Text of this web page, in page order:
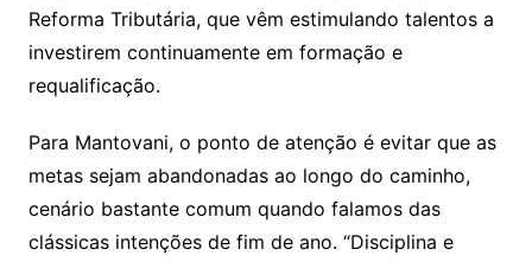
Reforma Tributária, que vêm estimulando talentos a
investirem continuamente em formação e
requalificação.
Para Mantovani, o ponto de atenção é evitar que as
metas sejam abandonadas ao longo do caminho,
cenário bastante comum quando falamos das
clássicas intenções de fim de ano. “Disciplina e